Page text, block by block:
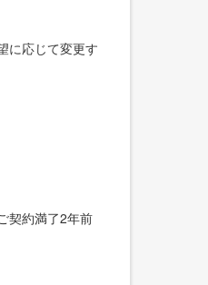
に応じて変更す
契約満了2年前